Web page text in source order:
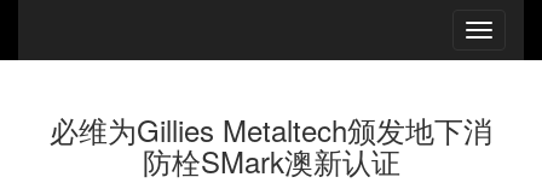
必维为Gillies Metaltech颁发地下消
防栓SMark澳新认证